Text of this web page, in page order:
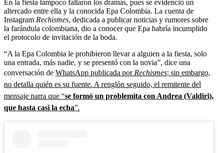
En la fiesta tampoco faltaron los dramas, pues se evidenció un
altercado entre ella y la conocida Epa Colombia. La cuenta de
Instagram Rechismes, dedicada a publicar noticias y rumores sobre
la farándula colombiana, dio a conocer que Epa habría incumplido
el protocolo de invitación de la boda.
“A la Epa Colombia le prohibieron llevar a alguien a la fiesta, solo
una entrada, más nadie, y se presentó con la novia”, dice una
conversación de WhatsApp publicada por Rechismes; sin embargo,
no detalla quién es su fuente. A renglón seguido, el remitente del
mensaje narra que “se formó un problemita con Andrea (Valdiri),
que hasta casi la echa”.